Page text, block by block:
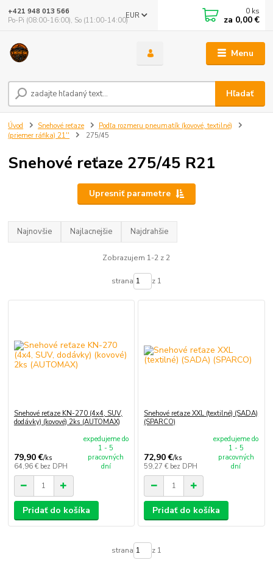
Menu
EUR
Hľadať
+421 948 013 566
Po-Pi (08:00-16:00), So (11:00-14:00)
0 ks
za 0,00 €
Úvod Snehové reťaze
Podľa rozmeru pneumatík (kovové, textilné)
(priemer ráfika) 21''
275/45
Snehové reťaze 275/45 R21
Upresniť parametre
Najnovšie Najlacnejšie Najdrahšie
Zobrazujem 1-2 z 2
strana z 1
Snehové reťaze KN-270 (4x4, SUV,
dodávky) (kovové) 2ks (AUTOMAX)
79,90 €/ks
64,96 € bez DPH
expedujeme do
1 - 5
pracovných
dní
Pridať do košíka
Snehové reťaze XXL (textilné) (SADA)
(SPARCO)
72,90 €/ks
59,27 € bez DPH
expedujeme do
1 - 5
pracovných
dní
Pridať do košíka
strana z 1